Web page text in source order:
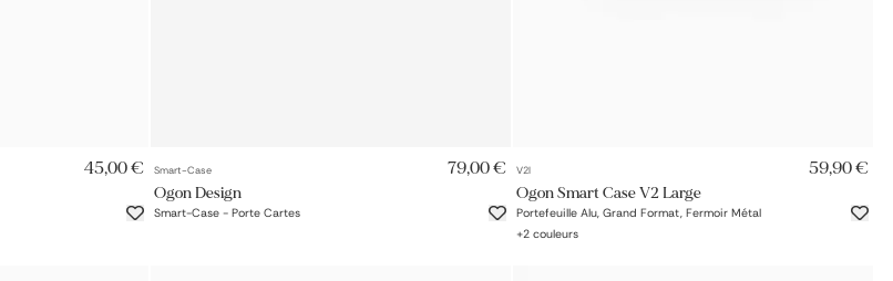
45,00 € Smart-Case 79,00 €
Ogon Design
Smart-Case - Porte Cartes
V2l 59,90 €
Ogon Smart Case V2 Large
Portefeuille Alu, Grand Format, Fermoir Métal
+2 couleurs